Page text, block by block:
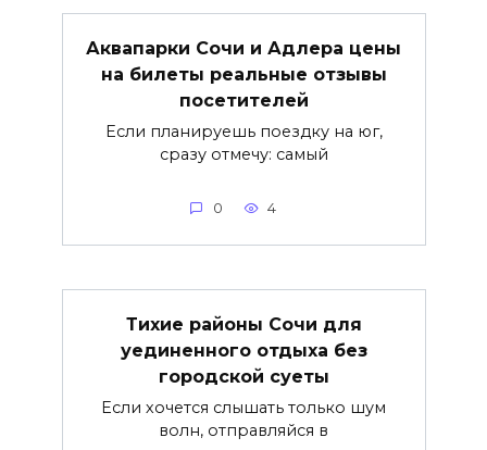
Аквапарки Сочи и Адлера цены
на билеты реальные отзывы
посетителей
Если планируешь поездку на юг,
сразу отмечу: самый
0 4
Тихие районы Сочи для
уединенного отдыха без
городской суеты
Если хочется слышать только шум
волн, отправляйся в